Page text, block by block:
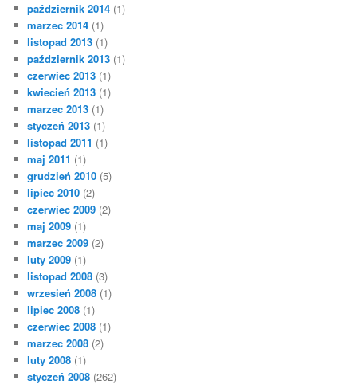
październik 2014 (1)
marzec 2014 (1)
listopad 2013 (1)
październik 2013 (1)
czerwiec 2013 (1)
kwiecień 2013 (1)
marzec 2013 (1)
styczeń 2013 (1)
listopad 2011 (1)
maj 2011 (1)
grudzień 2010 (5)
lipiec 2010 (2)
czerwiec 2009 (2)
maj 2009 (1)
marzec 2009 (2)
luty 2009 (1)
listopad 2008 (3)
wrzesień 2008 (1)
lipiec 2008 (1)
czerwiec 2008 (1)
marzec 2008 (2)
luty 2008 (1)
styczeń 2008 (262)